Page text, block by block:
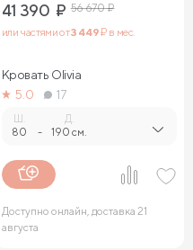
41 390 ₽ 56 670₽
или частями от3 449₽ в мес.
Кровать Olivia
5.0
17
Ш.
80 -
Д.
190 см.
Доступно онлайн, доставка 21
августа